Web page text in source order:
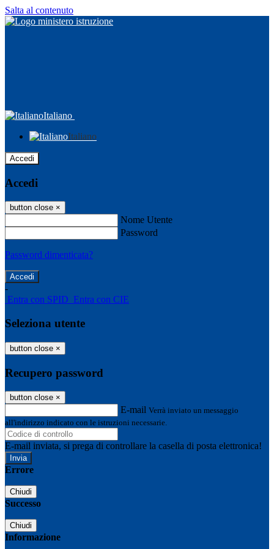
Salta al contenuto
Italiano
Italiano
Accedi
Accedi
button close ×
Nome Utente
Password
Password dimenticata?
-
Entra con SPID Entra con CIE
Seleziona utente
button close ×
Recupero password
button close ×
E-mail Verrà inviato un messaggio
all'indirizzo indicato con le istruzioni necessarie.
E-mail inviata, si prega di controllare la casella di posta elettronica!
Errore
Chiudi
Successo
Chiudi
Informazione